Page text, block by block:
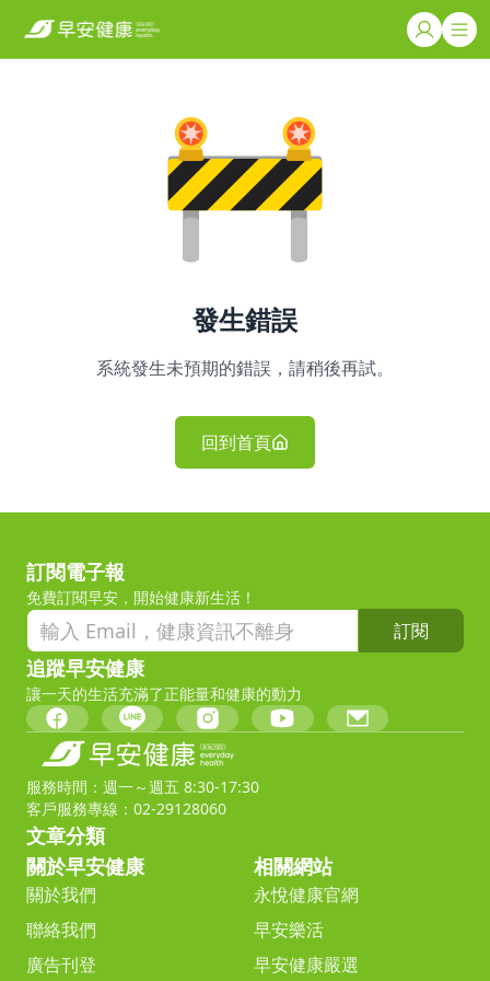
發生錯誤
系統發生未預期的錯誤，請稍後再試。
回到首頁
訂閱電子報
免費訂閱早安，開始健康新生活！
訂閱
追蹤早安健康
讓一天的生活充滿了正能量和健康的動力
服務時間：週一～週五 8:30-17:30
客戶服務專線：02-29128060
文章分類
關於早安健康
關於我們
聯絡我們
廣告刊登
相關網站
永悅健康官網
早安樂活
早安健康嚴選